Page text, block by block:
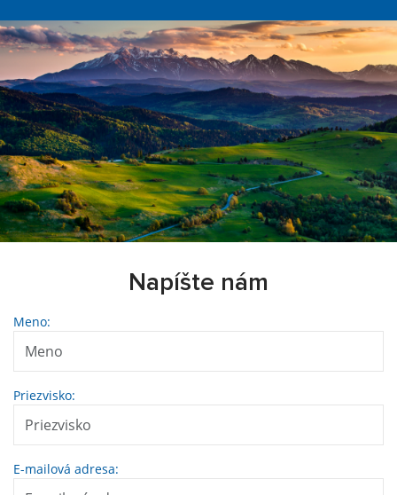
Napíšte nám
Meno:
Priezvisko:
E-mailová adresa: